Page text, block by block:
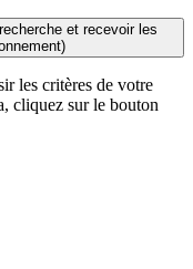
et recevoir les
les critères de votre
cliquez sur le bouton